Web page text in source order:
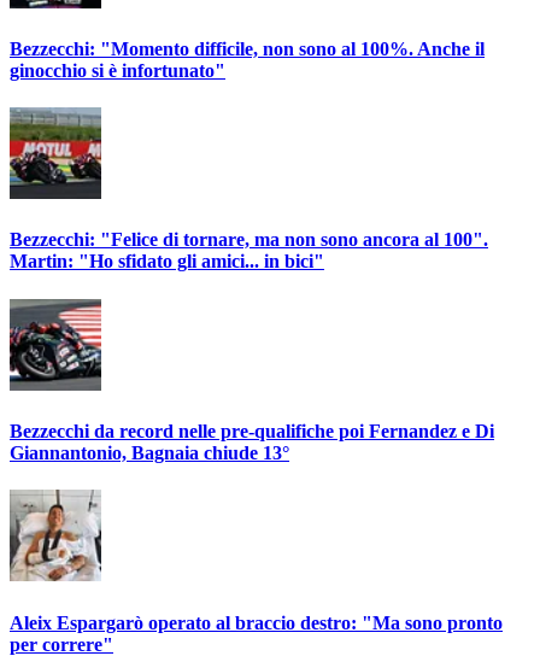
Bezzecchi: "Momento difficile, non sono al 100%. Anche il
ginocchio si è infortunato"
Bezzecchi: "Felice di tornare, ma non sono ancora al 100".
Martin: "Ho sfidato gli amici... in bici"
Bezzecchi da record nelle pre-qualifiche poi Fernandez e Di
Giannantonio, Bagnaia chiude 13°
Aleix Espargarò operato al braccio destro: "Ma sono pronto
per correre"